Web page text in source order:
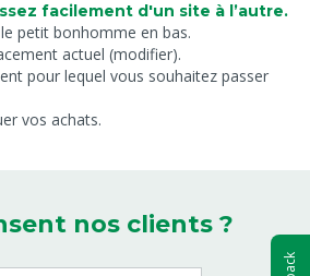
facilement d'un site à l’autre.
petit bonhomme en bas.
actuel (modifier).
pour lequel vous souhaitez passer
vos achats.
nos clients ?